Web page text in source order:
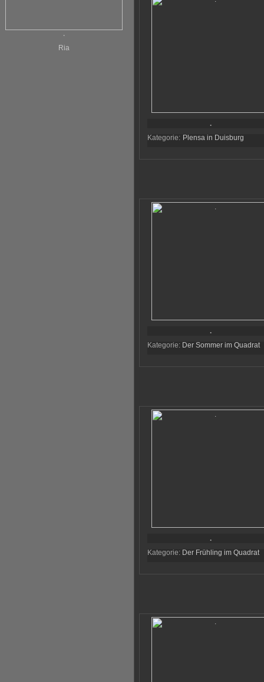
.
Ria
.
Kategorie: Plensa in Duisburg
.
Kategorie: Der Sommer im Quadrat
.
Kategorie: Der Frühling im Quadrat